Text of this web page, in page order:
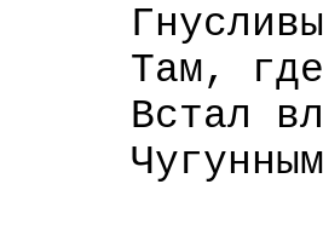
Гнусливым
Там, где
Встал
Чугунным